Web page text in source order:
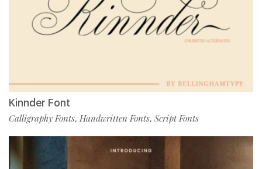
Kinnder Font
Calligraphy Fonts, Handwritten Fonts, Script Fonts